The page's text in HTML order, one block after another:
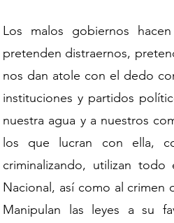
Los malos gobiernos
pretenden distraernos,
nos dan atole con el dedo
instituciones y partidos
nuestra agua y a nuestros
los que lucran con ella,
criminalizando, utilizan
Nacional, así como al crimen
Manipulan las leyes a su